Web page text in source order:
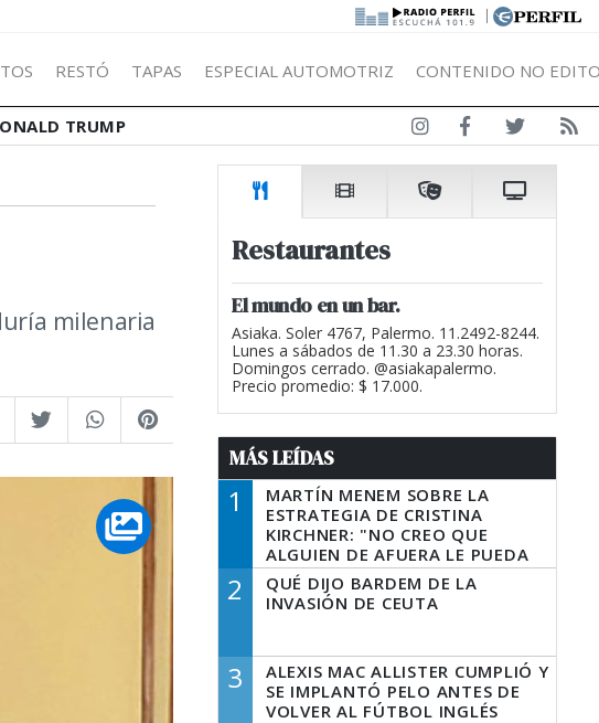
|
RESTÓ TAPAS ESPECIAL AUTOMOTRIZ CONTENIDO NO
TRUMP
milenaria
Restaurantes
El mundo en un bar.
Asiaka. Soler 4767, Palermo. 11.2492-8244.
Lunes a sábados de 11.30 a 23.30 horas.
Domingos cerrado. @asiakapalermo.
Precio promedio: $ 17.000.
MÁS LEÍDAS
1
MARTÍN MENEM SOBRE LA
ESTRATEGIA DE CRISTINA
KIRCHNER: "NO CREO QUE
ALGUIEN DE AFUERA LE PUEDA
DECIR A LA JUSTICIA LO QUE
TIENE QUE HACER"
2
QUÉ DIJO BARDEM DE LA
INVASIÓN DE CEUTA
3
ALEXIS MAC ALLISTER CUMPLIÓ Y
SE IMPLANTÓ PELO ANTES DE
VOLVER AL FÚTBOL INGLÉS